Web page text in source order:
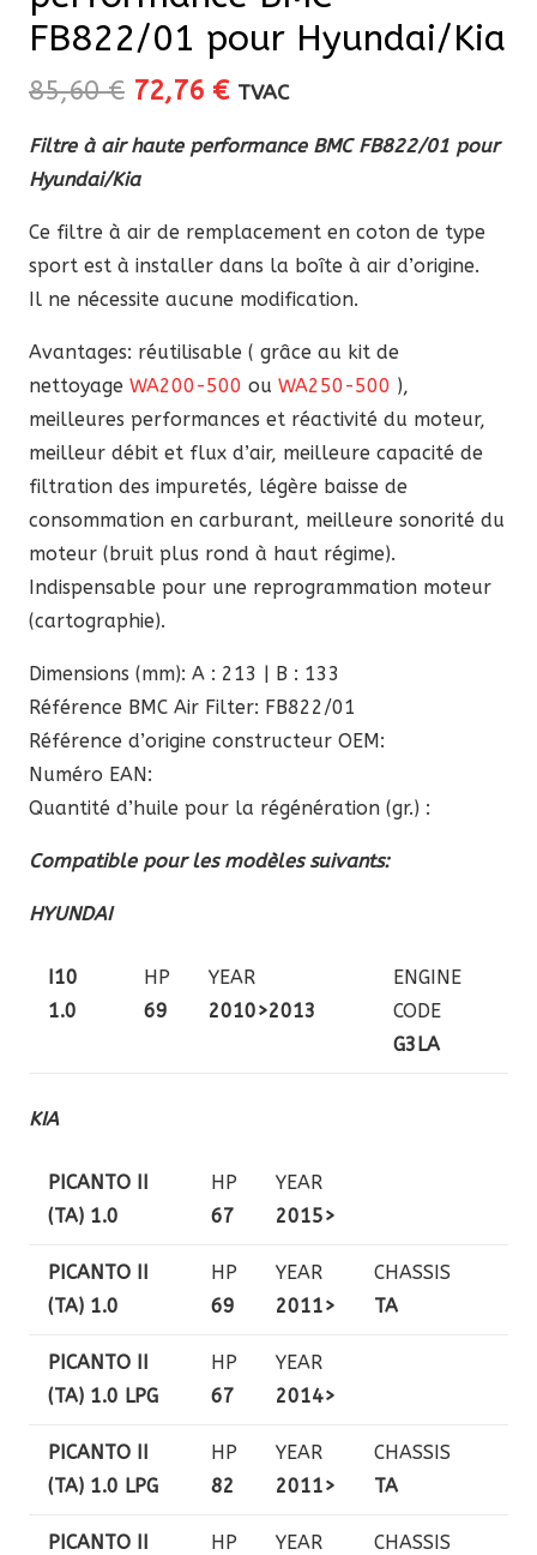
FB822/01 pour Hyundai/Kia
85,60€ Le
initial
était :
85,60 €.
72,76 €Le
actuel
72,76 €.
TVAC
Filtre à air haute performance BMC FB822/01 pour
Hyundai/Kia
Ce filtre à air de remplacement en coton de type
sport est à installer dans la boîte à air d’origine.
Il ne nécessite aucune modification.
Avantages: réutilisable ( grâce au kit de
nettoyage WA200-500 ou WA250-500 ),
meilleures performances et réactivité du moteur,
meilleur débit et flux d’air, meilleure capacité de
filtration des impuretés, légère baisse de
consommation en carburant, meilleure sonorité du
moteur (bruit plus rond à haut régime).
Indispensable pour une reprogrammation moteur
(cartographie).
Dimensions (mm): A : 213 | B : 133
Référence BMC Air Filter: FB822/01
Référence d’origine constructeur OEM:
Numéro EAN:
Quantité d’huile pour la régénération (gr.) :
Compatible pour les modèles suivants:
HYUNDAI
I10
1.0
HP
69
YEAR
2010>2013
ENGINE
CODE
G3LA
KIA
PICANTO II
(TA) 1.0
HP
67
YEAR
2015>
PICANTO II
(TA) 1.0
HP
69
YEAR
2011>
CHASSIS
TA
PICANTO II
(TA) 1.0 LPG
HP
67
YEAR
2014>
PICANTO II
(TA) 1.0 LPG
HP
82
YEAR
2011>
CHASSIS
TA
PICANTO II
HP
YEAR
CHASSIS